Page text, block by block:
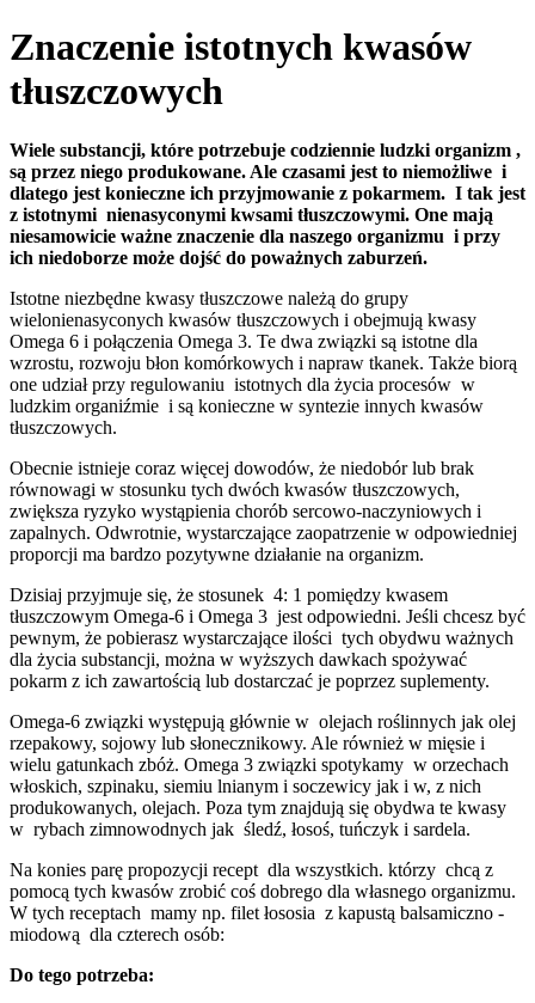
Znaczenie istotnych kwasów
tłuszczowych
Wiele substancji, które potrzebuje codziennie ludzki organizm ,
są przez niego produkowane. Ale czasami jest to niemożliwe i
dlatego jest konieczne ich przyjmowanie z pokarmem. I tak jest
z istotnymi nienasyconymi kwsami tłuszczowymi. One mają
niesamowicie ważne znaczenie dla naszego organizmu i przy
ich niedoborze może dojść do poważnych zaburzeń.
Istotne niezbędne kwasy tłuszczowe należą do grupy
wielonienasyconych kwasów tłuszczowych i obejmują kwasy
Omega 6 i połączenia Omega 3. Te dwa związki są istotne dla
wzrostu, rozwoju błon komórkowych i napraw tkanek. Także biorą
one udział przy regulowaniu istotnych dla życia procesów w
ludzkim organiźmie i są konieczne w syntezie innych kwasów
tłuszczowych.
Obecnie istnieje coraz więcej dowodów, że niedobór lub brak
równowagi w stosunku tych dwóch kwasów tłuszczowych,
zwiększa ryzyko wystąpienia chorób sercowo-naczyniowych i
zapalnych. Odwrotnie, wystarczające zaopatrzenie w odpowiedniej
proporcji ma bardzo pozytywne działanie na organizm.
Dzisiaj przyjmuje się, że stosunek 4: 1 pomiędzy kwasem
tłuszczowym Omega-6 i Omega 3 jest odpowiedni. Jeśli chcesz być
pewnym, że pobierasz wystarczające ilości tych obydwu ważnych
dla życia substancji, można w wyższych dawkach spożywać
pokarm z ich zawartością lub dostarczać je poprzez suplementy.
Omega-6 związki występują głównie w olejach roślinnych jak olej
rzepakowy, sojowy lub słonecznikowy. Ale również w mięsie i
wielu gatunkach zbóż. Omega 3 związki spotykamy w orzechach
włoskich, szpinaku, siemiu lnianym i soczewicy jak i w, z nich
produkowanych, olejach. Poza tym znajdują się obydwa te kwasy
w rybach zimnowodnych jak śledź, łosoś, tuńczyk i sardela.
Na konies parę propozycji recept dla wszystkich. którzy chcą z
pomocą tych kwasów zrobić coś dobrego dla własnego organizmu.
W tych receptach mamy np. filet łososia z kapustą balsamiczno -
miodową dla czterech osób:
Do tego potrzeba: